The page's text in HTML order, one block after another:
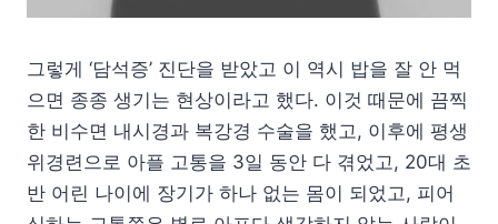
그렇게 ‘담석증’ 진단을 받았고 이 역시 밥을 잘 안 먹
으면 종종 생기는 현상이라고 했다. 이것 때문에 끔찍
한 비수면 내시경과 복강경 수술을 했고, 이후에 평생
위경련으로 아플 고통을 3일 동안 다 겪었고, 20대 초
반 어린 나이에 장기가 하나 없는 몸이 되었고, 피어